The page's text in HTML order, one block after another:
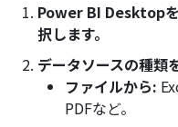
Power BI Desktop
択します。
データソースの種類
ファイルから:
PDFなど。